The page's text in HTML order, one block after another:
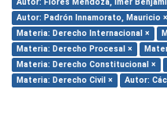
Autor: Padrón Innamorato, Mauricio ×
Materia: Derecho Internacional ×
Materia: Derecho Procesal ×
Materia: Derecho Constitucional ×
Materia: Derecho Civil ×
Autor: